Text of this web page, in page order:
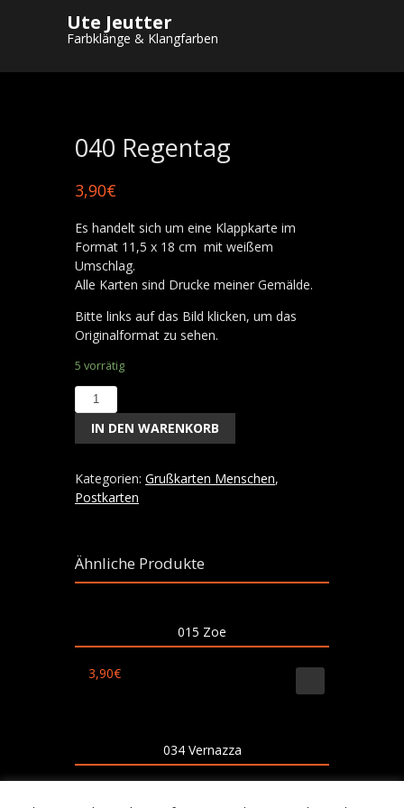
Ute Jeutter
Farbklänge & Klangfarben
Startseite/Shop
Menschen/ 040 Regentag
040 Regentag
3,90€
Es handelt sich um eine Klappkarte im
Format 11,5 x 18 cm mit weißem
Umschlag.
Alle Karten sind Drucke meiner Gemälde.
Bitte links auf das Bild klicken, um das
Originalformat zu sehen.
5 vorrätig
040
Regentag
Menge
IN DEN WARENKORB
Kategorien: Grußkarten Menschen,
Postkarten
Ähnliche Produkte
015 Zoe
3,90€
034 Vernazza